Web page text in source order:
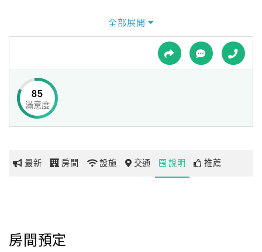
球
網
玩
地
圖
全部展開
85
滿意度
最新 房間 設施 交通 說明 推薦
房間預定